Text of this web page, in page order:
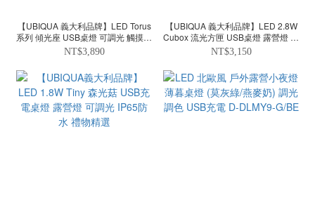
【UBIQUA 義大利品牌】LED Torus
系列 傾光座 USB桌燈 可調光 觸摸開
關 禮物精選
NT$3,890
【UBIQUA 義大利品牌】LED 2.8W
Cubox 流光方匣 USB桌燈 露營燈 可
調光 IP54防水 禮物精選
NT$3,150